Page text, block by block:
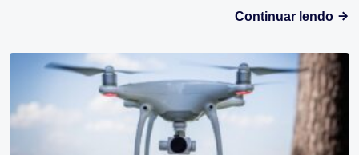
Continuar lendo